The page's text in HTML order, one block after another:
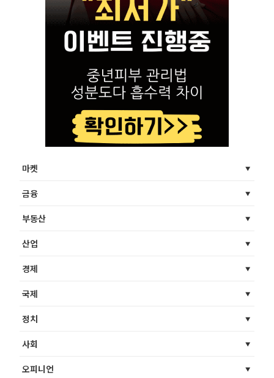
마켓
금융
부동산
산업
경제
국제
정치
사회
오피니언